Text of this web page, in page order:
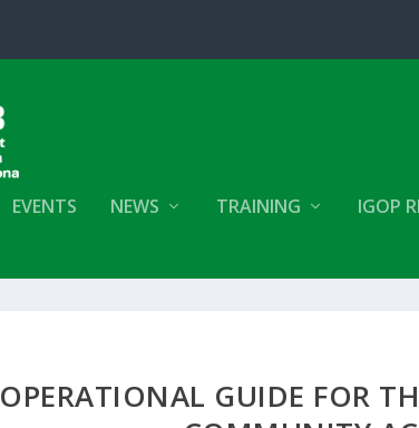
EVENTS NEWS TRAINING IGOP
OPERATIONAL GUIDE FOR